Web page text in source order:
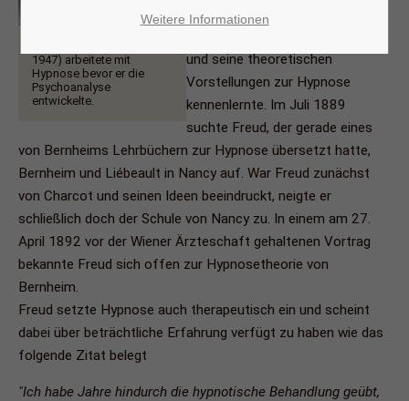
1947) arbeitete mit
Hypnose bevor er die
Psychoanalyse
entwickelte.
Salpetrière, wo er die
und seine theoretischen
Vorstellungen zur Hypnose
kennenlernte. Im Juli 1889
suchte Freud, der gerade eines
von Bernheims Lehrbüchern zur Hypnose übersetzt hatte,
Bernheim und Liébeault in Nancy auf. War Freud zunächst
von Charcot und seinen Ideen beeindruckt, neigte er
schließlich doch der Schule von Nancy zu. In einem am 27.
April 1892 vor der Wiener Ärzteschaft gehaltenen Vortrag
bekannte Freud sich offen zur Hypnosetheorie von
Bernheim.
Freud setzte Hypnose auch therapeutisch ein und scheint
dabei über beträchtliche Erfahrung verfügt zu haben wie das
folgende Zitat belegt
"Ich habe Jahre hindurch die hypnotische Behandlung geübt,
Weitere Informationen